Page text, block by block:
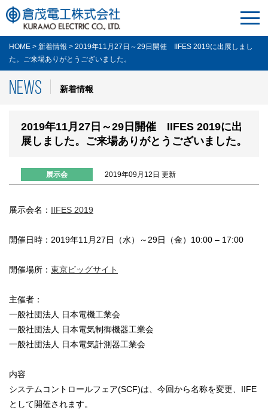
HOME > 新着情報 > 2019年11月27日～29日開催 IIFES 2019に出展しまし
た。ご来場ありがとうございました。
NEWS 新着情報
2019年11月27日～29日開催 IIFES 2019に出
展しました。ご来場ありがとうございました。
展示会 2019年09月12日 更新
展示会名： IIFES 2019
開催日時：2019年11月27日（水）～29日（金）10:00 – 17:00
開催場所： 東京ビッグサイト
主催者：
一般社団法人 日本電機工業会
一般社団法人 日本電気制御機器工業会
一般社団法人 日本電気計測器工業会
内容
システムコントロールフェア(SCF)は、今回から名称を変更、IIFE
として開催されます。